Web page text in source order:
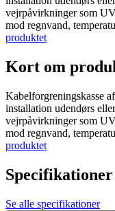
vejrpåvirkninger som
mod regnvand,
produktet
Kort om
Kabelforgreningskasse
installation udendørs
vejrpåvirkninger som
mod regnvand,
produktet
Specifikationer
Se alle specifikationer